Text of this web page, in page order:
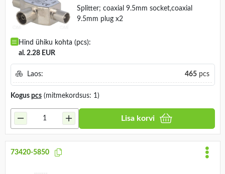
Splitter; coaxial 9.5mm socket,coaxial
9.5mm plug x2
Hind ühiku kohta (pcs):
al. 2.28 EUR
Laos: 465pcs
Kogus pcs(mitmekordsus: 1)
Lisa korvi
73420-5850